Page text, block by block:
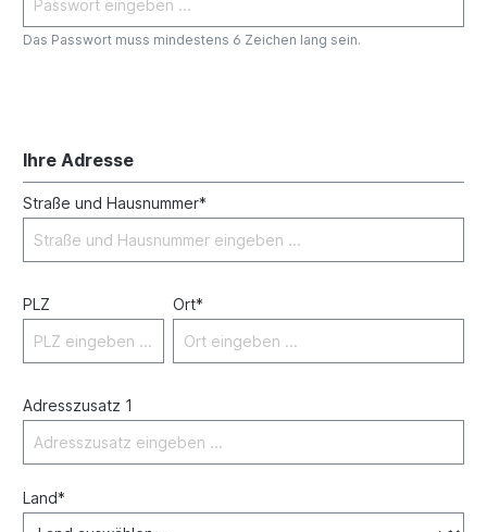
Das Passwort muss mindestens 6 Zeichen lang sein.
Ihre Adresse
Straße und Hausnummer*
PLZ Ort*
Adresszusatz 1
Land*